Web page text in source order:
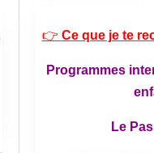
👉 Ce que je te
Programmes
Le